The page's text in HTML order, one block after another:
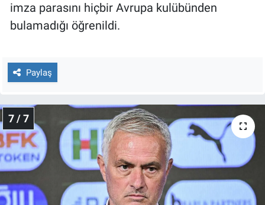
imza parasını hiçbir Avrupa kulübünden
bulamadığı öğrenildi.
Paylaş
7 / 7